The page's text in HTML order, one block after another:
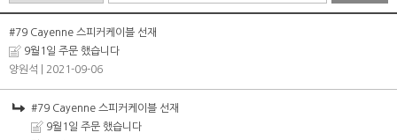
#79 Cayenne 스피커케이블 선재
9월1일 주문 했습니다
양원석
| 2021-09-06
#79 Cayenne 스피커케이블 선재
9월1일 주문 했습니다